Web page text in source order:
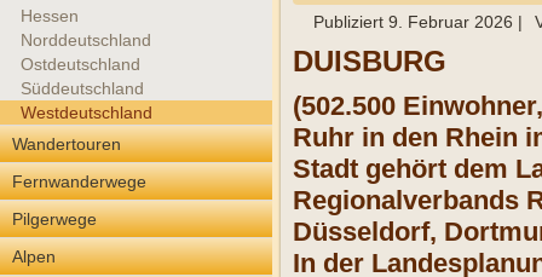
Hessen
Norddeutschland
Ostdeutschland
Süddeutschland
Westdeutschland
Wandertouren
Fernwanderwege
Pilgerwege
Alpen
Publiziert 9. Februar 2026 |
DUISBURG
(502.500
Ruhr in den Rhein
Stadt gehört dem
Regionalverbands
Düsseldorf,
In der